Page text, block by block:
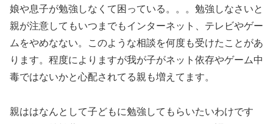
娘や息子が勉強しなくて困っている。。。勉強しなさいと
親が注意してもいつまでもインターネット、テレビやゲー
ムをやめなない。このような相談を何度も受けたことがあ
ります。程度によりますが我が子がネット依存やゲーム中
毒ではないかと心配されてる親も増えてます。
親ははなんとして子どもに勉強してもらいたいわけです